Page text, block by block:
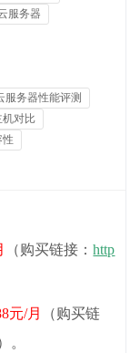
服务器
服务器性能评测
机对比
性
（购买链接：http
元/月
（购买链
。